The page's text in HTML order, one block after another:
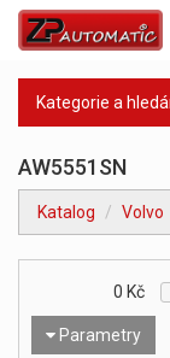
Kategorie a
AW5551SN
Katalog Volvo
Parametry
0 Kč